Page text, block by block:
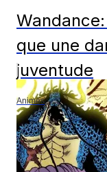
que une
juventude
Animes